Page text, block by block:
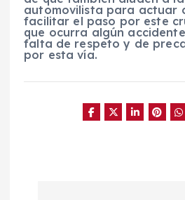
automovilista para actuar
facilitar el paso por este
que ocurra algún
falta de respeto y de
por esta vía.